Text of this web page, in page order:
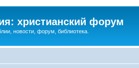
христианский форум
новости, форум, библиотека.